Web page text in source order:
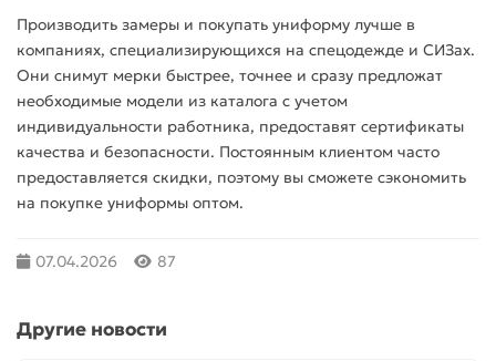
Производить замеры и покупать униформу лучше в
компаниях, специализирующихся на спецодежде и СИЗах.
Они снимут мерки быстрее, точнее и сразу предложат
необходимые модели из каталога с учетом
индивидуальности работника, предоставят сертификаты
качества и безопасности. Постоянным клиентом часто
предоставляется скидки, поэтому вы сможете сэкономить
на покупке униформы оптом.
07.04.2026 87
Другие новости